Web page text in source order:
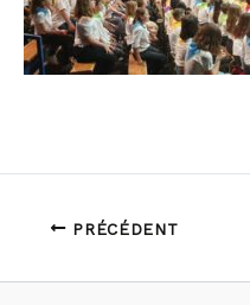
PRÉCÉDENT